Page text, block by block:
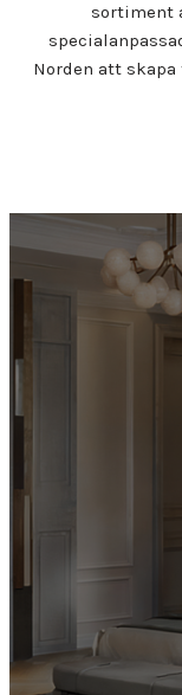
sortiment
Norden att